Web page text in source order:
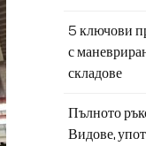
5 ключови
с
складове
Пълното
Видове,